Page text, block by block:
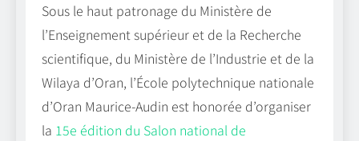
Sous le haut patronage du Ministère de
l’Enseignement supérieur et de la Recherche
scientifique, du Ministère de l’Industrie et de la
Wilaya d’Oran, l’École polytechnique nationale
d’Oran Maurice-Audin est honorée d’organiser
la 15e édition du Salon national de